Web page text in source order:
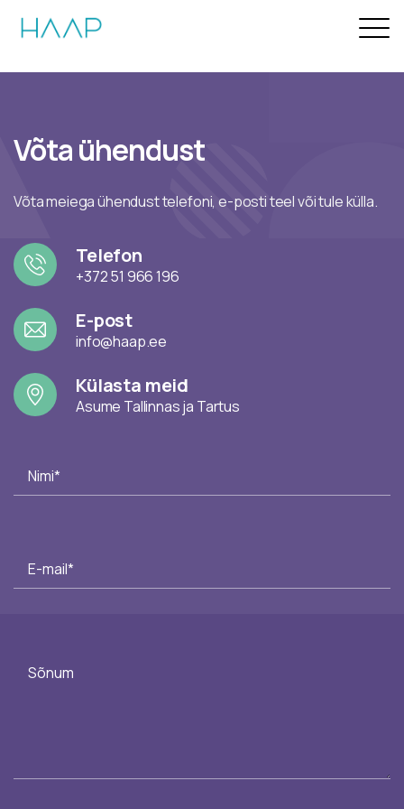
Võta ühendust
Võta meiega ühendust telefoni, e-posti teel või tule külla.
Telefon
+372 51 966 196
E-post
info@haap.ee
Külasta meid
Asume Tallinnas ja Tartus